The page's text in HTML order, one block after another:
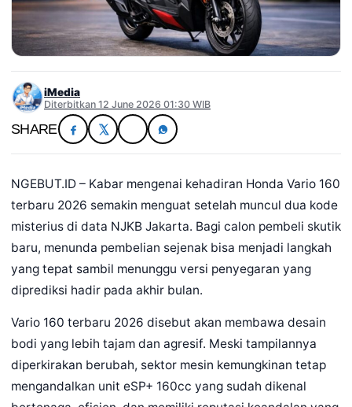
iMedia
Diterbitkan 12 June 2026 01:30 WIB
SHARE
NGEBUT.ID – Kabar mengenai kehadiran Honda Vario 160
terbaru 2026 semakin menguat setelah muncul dua kode
misterius di data NJKB Jakarta. Bagi calon pembeli skutik
baru, menunda pembelian sejenak bisa menjadi langkah
yang tepat sambil menunggu versi penyegaran yang
diprediksi hadir pada akhir bulan.
Vario 160 terbaru 2026 disebut akan membawa desain
bodi yang lebih tajam dan agresif. Meski tampilannya
diperkirakan berubah, sektor mesin kemungkinan tetap
mengandalkan unit eSP+ 160cc yang sudah dikenal